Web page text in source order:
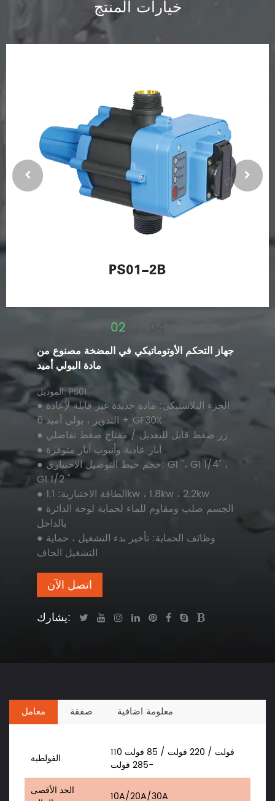
خيارات المنتج
02
جهاز التحكم الأوتوماتيكي في المضخة مصنوع من
مادة البولي أميد
الموديل: PS01
● الجزء البلاستيكي: مادة جديدة غير قابلة لإعادة
التدوير ، بولي أميد 6 + GF30٪
● زر ضغط قابل للتعديل / مفتاح ضغط تفاضلي
● آبار عادية وأنبوب آبار متوفرة
● حجم خيط التوصيل الاختياري: G1 "، G1 1/4" ،
G1 1/2 "
● الطاقة الاختيارية: 1.1kw ، 1.8kw ، 2.2kw
● الجسم صلب ومقاوم للماء لحماية لوحة الدائرة
بالداخل
● وظائف الحماية: تأخير بدء التشغيل ، حماية
التشغيل الجاف
اتصل الآن
يشارك:
معامل صفقة معلومة اضافية
الفولطية
110 فولت / 220 فولت / 85 فولت
-285 فولت
الحد الأقصى
10A/20A/30A